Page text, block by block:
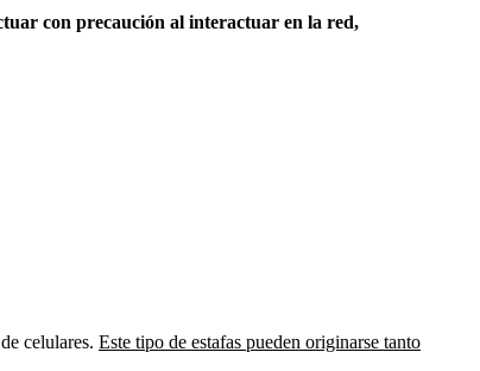
con precaución al interactuar en la red,
celulares. Este tipo de estafas pueden originarse tanto